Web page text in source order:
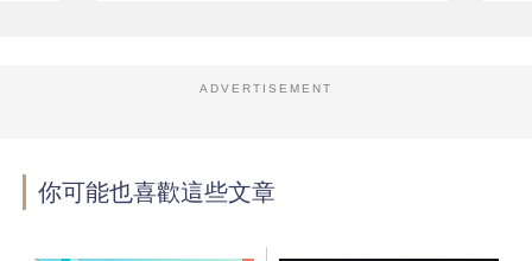
ADVERTISEMENT
你可能也喜歡這些文章